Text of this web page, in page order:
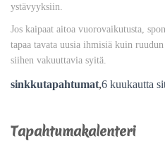
ystävyyksiin.
Jos kaipaat aitoa vuorovaikutusta,
tapaa tavata uusia ihmisiä kuin
siihen vakuuttavia syitä.
sinkkutapahtumat,6 kuukautta
Tapahtumakalenteri